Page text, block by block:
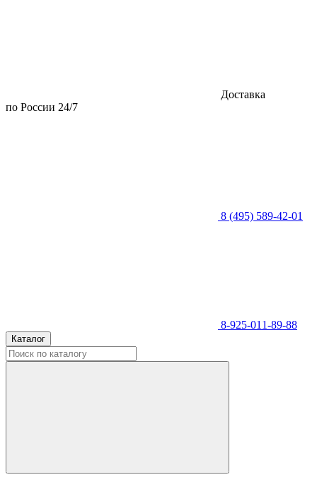
Доставка
по России 24/7
8 (495) 589-42-01
8-925-011-89-88
Каталог